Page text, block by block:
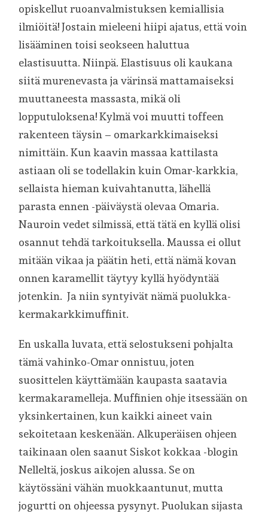
opiskellut ruoanvalmistuksen kemiallisia
ilmiöitä! Jostain mieleeni hiipi ajatus, että voin
lisääminen toisi seokseen haluttua
elastisuutta. Niinpä. Elastisuus oli kaukana
siitä murenevasta ja värinsä mattamaiseksi
muuttaneesta massasta, mikä oli
lopputuloksena! Kylmä voi muutti toffeen
rakenteen täysin – omarkarkkimaiseksi
nimittäin. Kun kaavin massaa kattilasta
astiaan oli se todellakin kuin Omar-karkkia,
sellaista hieman kuivahtanutta, lähellä
parasta ennen -päiväystä olevaa Omaria.
Nauroin vedet silmissä, että tätä en kyllä olisi
osannut tehdä tarkoituksella. Maussa ei ollut
mitään vikaa ja päätin heti, että nämä kovan
onnen karamellit täytyy kyllä hyödyntää
jotenkin. Ja niin syntyivät nämä puolukka-
kermakarkkimuffinit.
En uskalla luvata, että selostukseni pohjalta
tämä vahinko-Omar onnistuu, joten
suosittelen käyttämään kaupasta saatavia
kermakaramelleja. Muffinien ohje itsessään on
yksinkertainen, kun kaikki aineet vain
sekoitetaan keskenään. Alkuperäisen ohjeen
taikinaan olen saanut Siskot kokkaa -blogin
Nelleltä, joskus aikojen alussa. Se on
käytössäni vähän muokkaantunut, mutta
jogurtti on ohjeessa pysynyt. Puolukan sijasta